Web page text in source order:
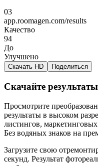
03
app.roomagen.com/results
Качество
94
До
Улучшено
Скачать HD Поделиться
Скачайте результаты
Просмотрите
результаты в высоком
листингов,
Без водяных знаков на
Загрузите свою
секунд. Результат